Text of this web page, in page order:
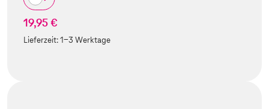
19,95 €
Lieferzeit:1-3 Werktage